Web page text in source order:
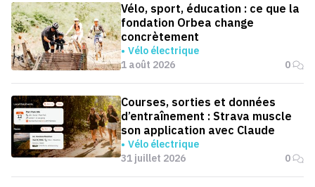
Vélo, sport, éducation : ce que la
fondation Orbea change
concrètement
Vélo électrique
1 août 2026
0
Courses, sorties et données
d’entraînement : Strava muscle
son application avec Claude
Vélo électrique
31 juillet 2026
0